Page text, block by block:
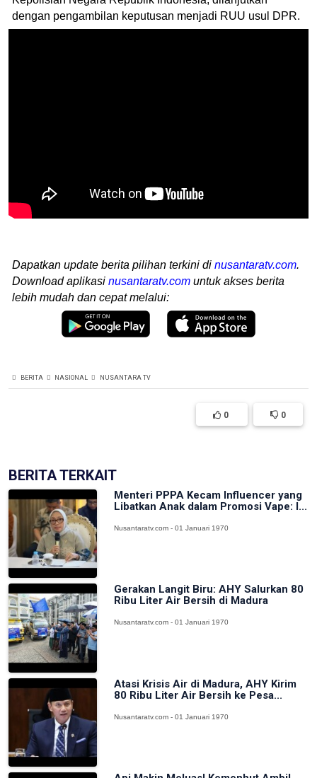
dengan pengambilan keputusan menjadi RUU usul DPR.
Dapatkan update berita pilihan terkini di nusantaratv.com.
Download aplikasi nusantaratv.com untuk akses berita
lebih mudah dan cepat melalui:
BERITA NASIONAL NUSANTARA TV
0 0
BERITA TERKAIT
Menteri PPPA Kecam Influencer yang
Libatkan Anak dalam Promosi Vape: I...
Nusantaratv.com - 01 Januari 1970
Gerakan Langit Biru: AHY Salurkan 80
Ribu Liter Air Bersih di Madura
Nusantaratv.com - 01 Januari 1970
Atasi Krisis Air di Madura, AHY Kirim
80 Ribu Liter Air Bersih ke Pesa...
Nusantaratv.com - 01 Januari 1970